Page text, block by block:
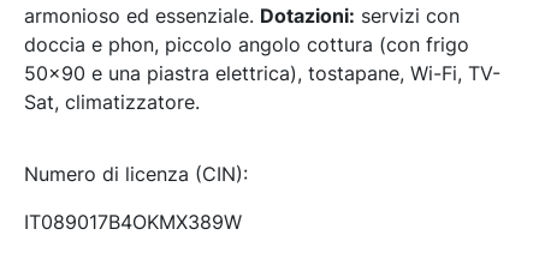
armonioso ed essenziale. Dotazioni: servizi con
doccia e phon, piccolo angolo cottura (con frigo
50x90 e una piastra elettrica), tostapane, Wi-Fi, TV-
Sat, climatizzatore.
Numero di licenza (CIN):
IT089017B4OKMX389W